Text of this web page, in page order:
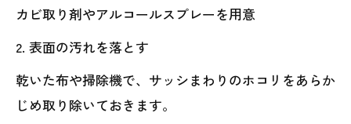
カビ取り剤やアルコールスプレーを用意
2. 表面の汚れを落とす
乾いた布や掃除機で、サッシまわりのホコリをあらか
じめ取り除いておきます。